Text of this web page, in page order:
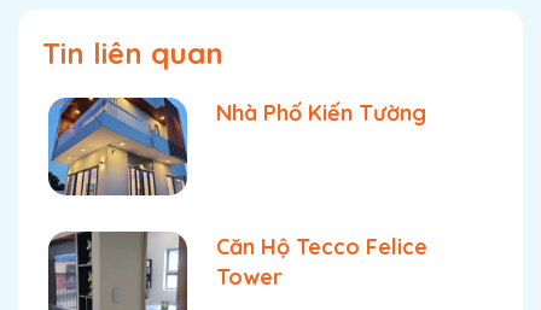
Tin liên quan
Nhà Phố Kiến Tường
Căn Hộ Tecco Felice
Tower